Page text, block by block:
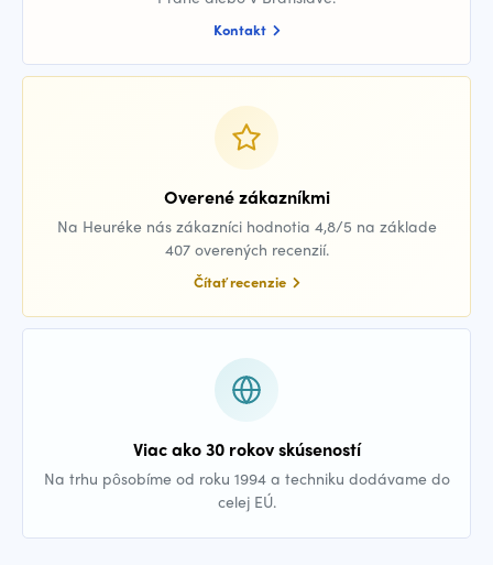
Kontakt
Overené zákazníkmi
Na Heuréke nás zákazníci hodnotia 4,8/5 na základe
407 overených recenzií.
Čítať recenzie
Viac ako 30 rokov skúseností
Na trhu pôsobíme od roku 1994 a techniku dodávame do
celej EÚ.